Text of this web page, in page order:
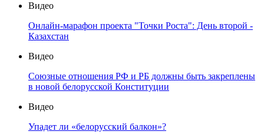
Видео
Онлайн-марафон проекта "Точки Роста": День второй -
Казахстан
Видео
Союзные отношения РФ и РБ должны быть закреплены
в новой белорусской Конституции
Видео
Упадет ли «белорусский балкон»?